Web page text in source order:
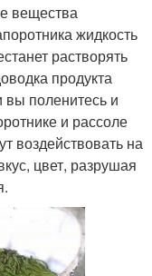
вещества
жидкость
растворять
продукта
вы поленитесь и
и рассоле
воздействовать на
цвет, разрушая